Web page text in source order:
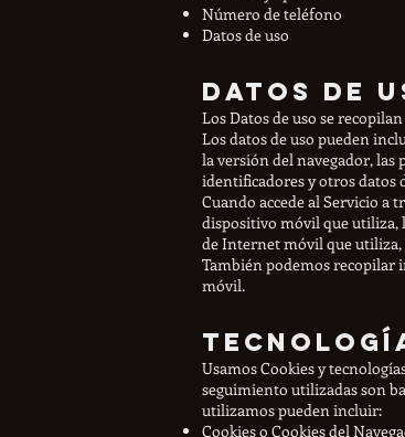
Número de teléfono
Datos de uso
Datos de
Los Datos de uso se
Los datos de uso pueden
la versión del navegador, las
identificadores y otros datos
Cuando accede al Servicio
dispositivo móvil que utiliza,
de Internet móvil que utiliza,
También podemos recopilar
móvil.
Usamos Cookies y
seguimiento utilizadas son
utilizamos pueden incluir:
Cookies o Cookies del